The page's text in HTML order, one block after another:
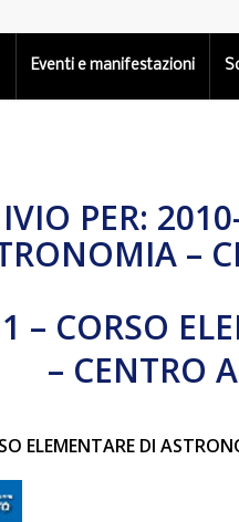
Eventi e manifestazioni
PER:
–
– CORSO
– CENTRO
ELEMENTARE DI